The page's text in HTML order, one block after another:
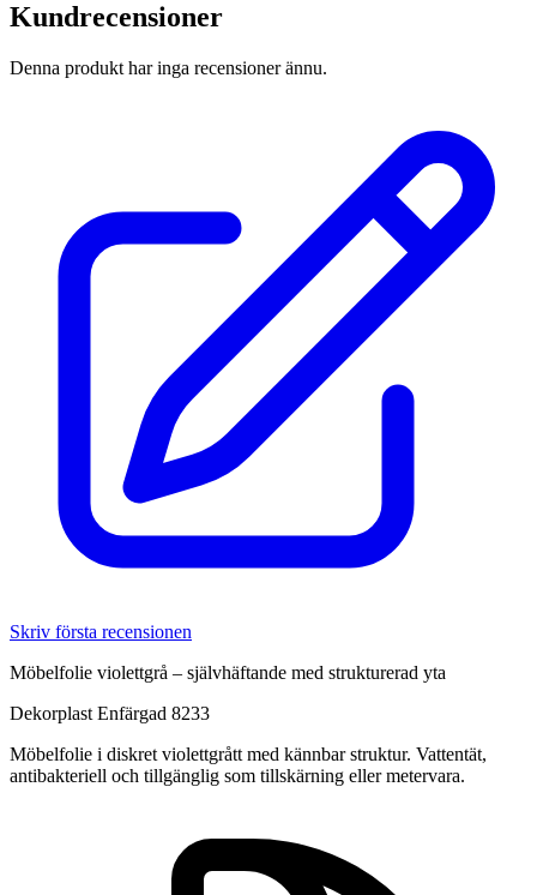
Kundrecensioner
Denna produkt har inga recensioner ännu.
Skriv första recensionen
Möbelfolie violettgrå – självhäftande med strukturerad yta
Dekorplast Enfärgad 8233
Möbelfolie i diskret violettgrått med kännbar struktur. Vattentät,
antibakteriell och tillgänglig som tillskärning eller metervara.